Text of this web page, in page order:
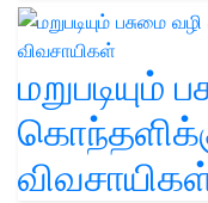
மறுபடியும்